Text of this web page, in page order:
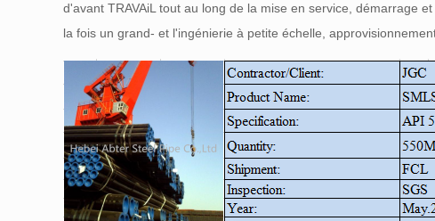
d'avant TRAVAiL tout au long de la mise en service, démarrage
la fois un grand- et l'ingénierie à petite échelle,